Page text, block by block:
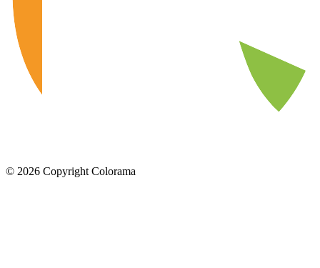
© 2026 Copyright Colorama